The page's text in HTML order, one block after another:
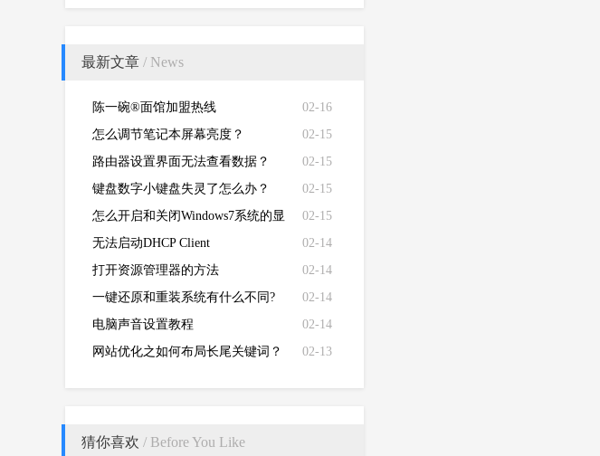
最新文章 / News
02-16
陈一碗®面馆加盟热线
02-15
怎么调节笔记本屏幕亮度？
02-15
路由器设置界面无法查看数据？
02-15
键盘数字小键盘失灵了怎么办？
02-15
怎么开启和关闭Windows7系统的显
卡硬件加速功能
02-14
无法启动DHCP Client
02-14
打开资源管理器的方法
02-14
一键还原和重装系统有什么不同?
02-14
电脑声音设置教程
02-13
网站优化之如何布局长尾关键词？
猜你喜欢 / Before You Like